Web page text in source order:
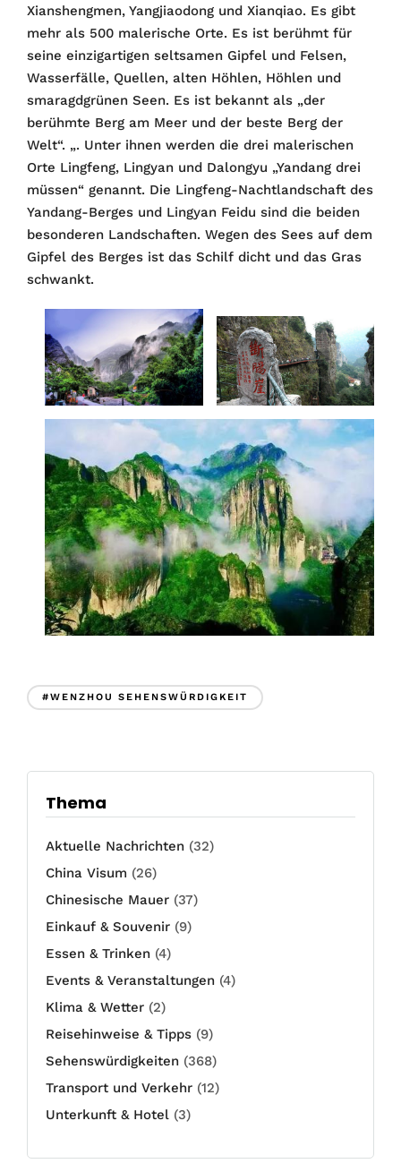
Xianshengmen, Yangjiaodong und Xianqiao. Es gibt
mehr als 500 malerische Orte. Es ist berühmt für
seine einzigartigen seltsamen Gipfel und Felsen,
Wasserfälle, Quellen, alten Höhlen, Höhlen und
smaragdgrünen Seen. Es ist bekannt als „der
berühmte Berg am Meer und der beste Berg der
Welt“. „. Unter ihnen werden die drei malerischen
Orte Lingfeng, Lingyan und Dalongyu „Yandang drei
müssen“ genannt. Die Lingfeng-Nachtlandschaft des
Yandang-Berges und Lingyan Feidu sind die beiden
besonderen Landschaften. Wegen des Sees auf dem
Gipfel des Berges ist das Schilf dicht und das Gras
schwankt.
#WENZHOU SEHENSWÜRDIGKEIT
Thema
Aktuelle Nachrichten (32)
China Visum (26)
Chinesische Mauer (37)
Einkauf & Souvenir (9)
Essen & Trinken (4)
Events & Veranstaltungen (4)
Klima & Wetter (2)
Reisehinweise & Tipps (9)
Sehenswürdigkeiten (368)
Transport und Verkehr (12)
Unterkunft & Hotel (3)